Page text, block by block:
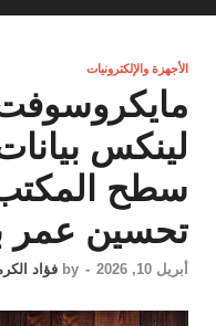
الأجهزة والإلكترونيات
لينكس
سطح
تحسين عمر
أبريل 10, 2026 -
by فؤاد